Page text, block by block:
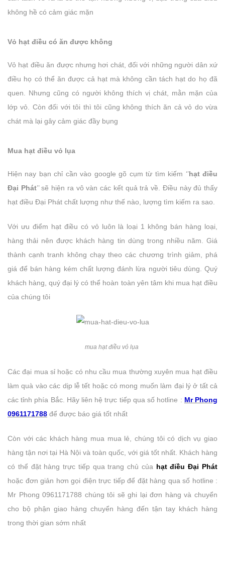
không hề có cảm giác mặn
Vỏ hạt điều có ăn được không
Vỏ hạt điều ăn được nhưng hơi chát, đối với những người dân xứ
điều họ có thể ăn được cả hạt mà không cần tách hạt do họ đã
quen. Nhưng cũng có người không thích vị chát, mằn mặn của
lớp vỏ. Còn đối với tôi thì tôi cũng không thích ăn cả vỏ do vừa
chát mà lại gây cảm giác đầy bụng
Mua hạt điều vỏ lụa
Hiện nay bạn chỉ cần vào google gõ cụm từ tìm kiếm ‘’hạt điều
Đại Phát’’ sẽ hiện ra vô vàn các kết quả trả về. Điều này đủ thấy
hạt điều Đại Phát chất lượng như thế nào, lượng tìm kiếm ra sao.
Với ưu điểm hạt điều có vỏ luôn là loại 1 không bán hàng loại,
hàng thải nên được khách hàng tin dùng trong nhiều năm. Giá
thành cạnh tranh không chạy theo các chương trình giảm, phá
giá để bán hàng kém chất lượng đánh lừa người tiêu dùng. Quý
khách hàng, quý đại lý có thể hoàn toàn yên tâm khi mua hạt điều
của chúng tôi
mua hạt điều vỏ lụa
Các đại mua sỉ hoặc có nhu cầu mua thường xuyên mua hạt điều
làm quà vào các dịp lễ tết hoặc có mong muốn làm đại lý ở tất cả
các tỉnh phía Bắc. Hãy liên hệ trực tiếp qua số hotline : Mr Phong
0961171788 để được báo giá tốt nhất
Còn với các khách hàng mua mua lẻ, chúng tôi có dịch vụ giao
hàng tận nơi tại Hà Nội và toàn quốc, với giá tốt nhất. Khách hàng
có thể đặt hàng trực tiếp qua trang chủ của hạt điều Đại Phát
hoặc đơn giản hơn gọi điện trực tiếp để đặt hàng qua số hotline :
Mr Phong 0961171788 chúng tôi sẽ ghi lại đơn hàng và chuyển
cho bộ phận giao hàng chuyển hàng đến tận tay khách hàng
trong thời gian sớm nhất